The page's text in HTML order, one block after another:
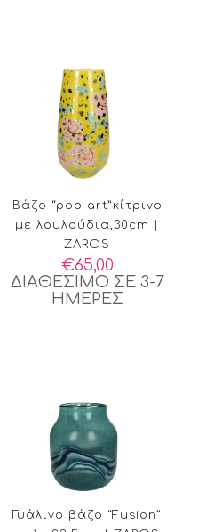
Βάζο “pop art”κίτρινο
με λουλούδια,30cm |
ZAROS
€65,00
ΔΙΑΘΕΣΙΜΟ ΣΕ 3-7
ΗΜΕΡΕΣ
Γυάλινο βάζο “Fusion”